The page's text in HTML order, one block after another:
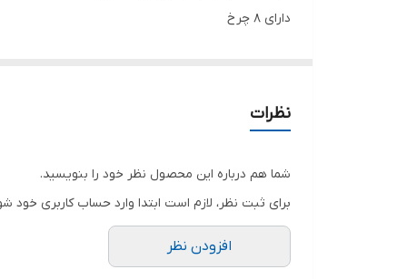
دارای ۸ چرخ
نظرات
شما هم درباره این محصول نظر خود را بنویسید.
برای ثبت نظر، لازم است ابتدا وارد حساب کاربری خود
افزودن نظر